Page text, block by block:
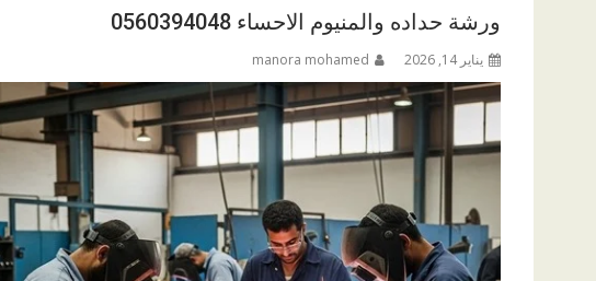
ورشة حداده والمنيوم الاحساء 0560394048
يناير 14, 2026 manora mohamed